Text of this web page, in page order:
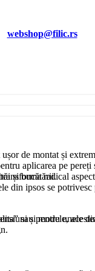
webshop@filic.rs
de montat și
aplicarea pe
și bucătării.
sau pentru unele
radical
din ipsos se
și modele,